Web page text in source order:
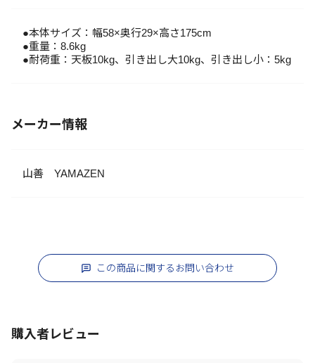
●本体サイズ：幅58×奥行29×高さ175cm
●重量：8.6kg
●耐荷重：天板10kg、引き出し大10kg、引き出し小：5kg
メーカー情報
山善 YAMAZEN
この商品に関するお問い合わせ
購入者レビュー